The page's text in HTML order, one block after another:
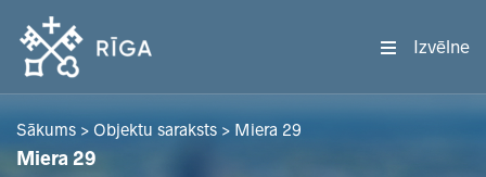
Izvēlne
Sākums > Objektu saraksts > Miera 29
Miera 29